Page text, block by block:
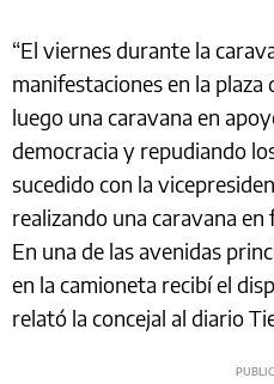
“El viernes durante la
manifestaciones en la
luego una caravana en
democracia y repudiando
sucedido con la
realizando una caravana
En una de las avenidas
en la camioneta recibí el
relató la concejal al diario